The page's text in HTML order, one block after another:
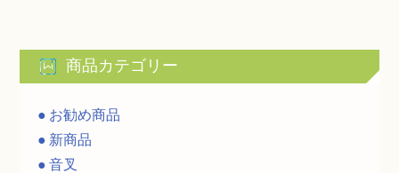
商品カテゴリー
お勧め商品
新商品
音叉